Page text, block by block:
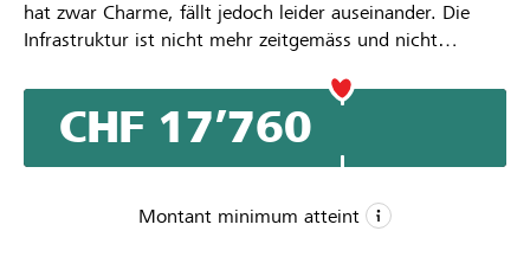
hat zwar Charme, fällt jedoch leider auseinander. Die
Infrastruktur ist nicht mehr zeitgemäss und nicht
Erstmieterin in den KIFF-Neubau in Aarau. Unser Ziel ist
es, neue inklusive Radioinfrastruktur anzuschaffen. Für
unsere rund 160 aktiven Sendungsmacher*innen, für
Projektpartner*innen ist das ein riesiger Vorteil.
CHF 17’760
Montant minimum atteint